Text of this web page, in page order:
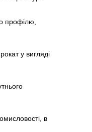
профілю,
у вигляді
в